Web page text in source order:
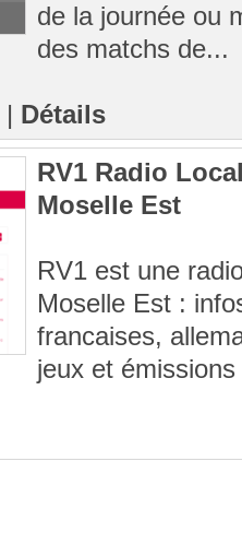
de la journée ou
des matchs de...
| Détails
RV1 Radio
Moselle Est
RV1 est une
Moselle Est :
francaises,
jeux et